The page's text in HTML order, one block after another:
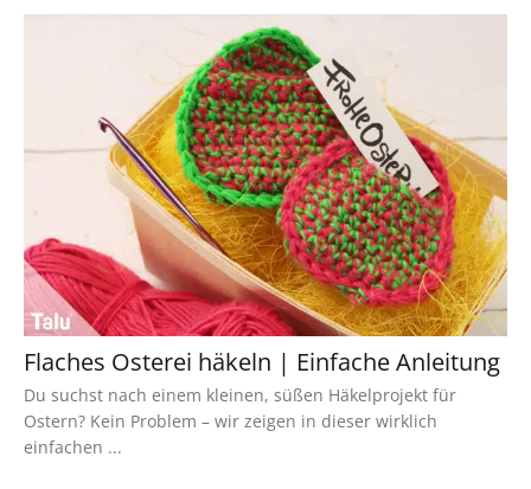
Flaches Osterei häkeln | Einfache Anleitung
Du suchst nach einem kleinen, süßen Häkelprojekt für
Ostern? Kein Problem – wir zeigen in dieser wirklich
einfachen ...